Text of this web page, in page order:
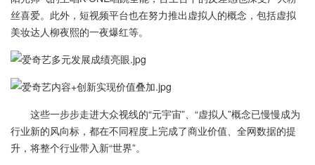
丝喜爱。此外，短视频平台也在努力推出虚拟人的概念，包括虚拟
美妆达人柳夜熙的一夜爆红等。
这些一步步走进大众视线的“元宇宙”、“虚拟人”概念已慢慢成为
行业新的风向标，都在不同程度上完成了商业价值、全网数据的提
升，将整个行业带入新“世界”。